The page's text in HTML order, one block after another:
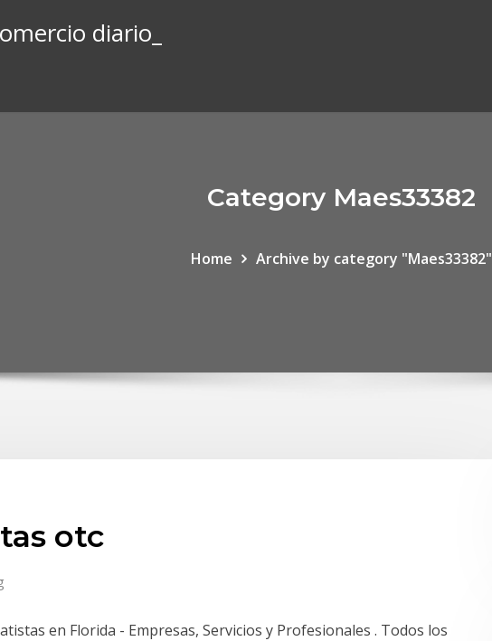
diario_
Category Maes33382
Home Archive by category "Maes33382"
otc
en Florida - Empresas, Servicios y Profesionales . Todos los